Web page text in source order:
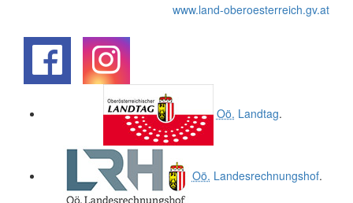
www.land-oberoesterreich.gv.at
Oö. Landtag.
Oö. Landesrechnungshof.